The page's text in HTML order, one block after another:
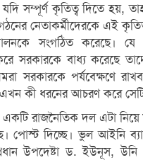
সম্পূর্ণ কৃতিত্ব দিতে হয়,
নেতাকর্মীদেরকে এই
সংগঠিত করেছে। যে
সরকারকে বাধ্য করেছে
সরকারকে পর্যবেক্ষণে
এখন কী ধরনের আচরণ করে
রাজনৈতিক দল এটা নিয়ে
পোস্ট দিচ্ছে। ভুল আইনি
উপদেষ্টা ড. ইউনূস, উনি